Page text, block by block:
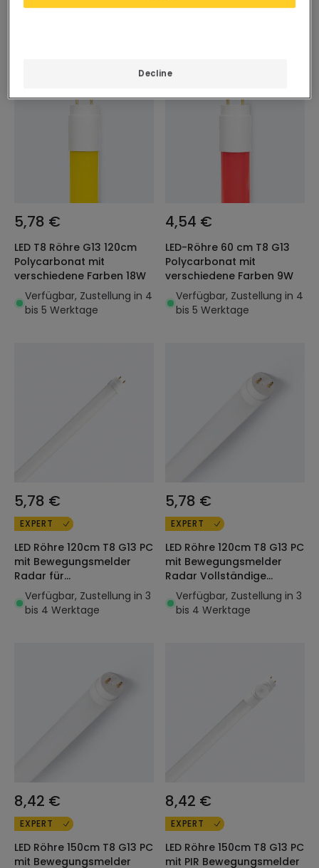
5,78 €
LED T8 Röhre G13 120cm
Polycarbonat mit
verschiedene Farben 18W
Verfügbar, Zustellung in 4
bis 5 Werktage
4,54 €
LED-Röhre 60 cm T8 G13
Polycarbonat mit
verschiedene Farben 9W
Verfügbar, Zustellung in 4
bis 5 Werktage
5,78 €
EXPERT
LED Röhre 120cm T8 G13 PC
mit Bewegungsmelder
Radar für
Sicherheitsbeleuchtung
Einseitiger Anschluss 18W
Verfügbar, Zustellung in 3
bis 4 Werktage
5,78 €
EXPERT
LED Röhre 120cm T8 G13 PC
mit Bewegungsmelder
Radar Vollständige
Ausschaltung Einseitiger
Anschluss 18W 140lm/W
Verfügbar, Zustellung in 3
bis 4 Werktage
8,42 €
EXPERT
LED Röhre 150cm T8 G13 PC
mit Bewegungsmelder
8,42 €
EXPERT
LED Röhre 150cm T8 G13 PC
mit PIR Bewegungsmelder
Decline